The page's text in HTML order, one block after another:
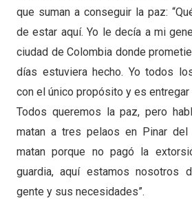
que suman a conseguir la paz:
de estar aquí. Yo le decía a mi
ciudad de Colombia donde
días estuviera hecho. Yo todos
con el único propósito y es entregar
Todos queremos la paz, pero
matan a tres pelaos en Pinar del
matan porque no pagó la
guardia, aquí estamos nosotros
gente y sus necesidades”.